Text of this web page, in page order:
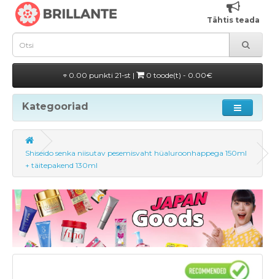
Tähtis teada
0.00 punkti 21-st | 0 toode(t) - 0.00€
Kategooriad
Shiseido senka niisutav pesemisvaht hüaluroonhappega 150ml
+ täitepakend 130ml